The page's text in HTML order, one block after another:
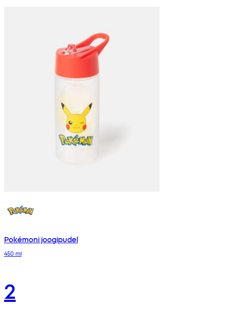
Pokémoni joogipudel
450 ml
2